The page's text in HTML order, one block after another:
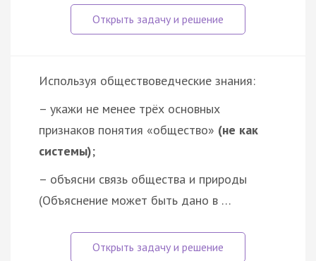
Используя обществоведческие знания:
– укажи не менее трёх основных
признаков понятия «общество» (не как
системы);
– объясни связь общества и природы
(Объяснение может быть дано в …